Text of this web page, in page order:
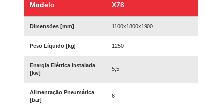
Modelo X78
Dimensões [mm] 1100x1800x1900
Peso Líquido [kg] 1250
Energia Elétrica Instalada
[kw]
5,5
Alimentação Pneumática
[bar]
6